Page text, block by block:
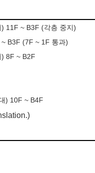
11F ~ B3F (각층 중지)
B3F (7F ~ 1F 통과)
8F ~ B2F
) 10F ~ B4F